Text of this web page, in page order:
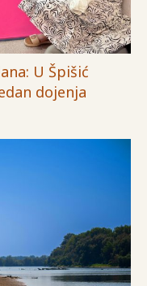
U Špišić
dojenja